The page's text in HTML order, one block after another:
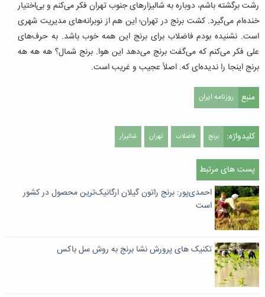
رشت برگشته باشم، دوباره به شالیزارهای جنوب تهران فکر می‌کنم و بی‌اختیار
خنده‌ام می‌گیرد. کشت برنج در تهران؛ این هم از نوبرانه‌های مدیریت شهری
است. نشنیده بودم فاضلاب برای برنج این همه خوب باشد. به حرف‌های
علی فکر می‌کنم که می‌گفت برنج می‌دهد این هوا. برنج شمال؟ هه هه هه
برنج اینجا را ندیده‌ای که. اصلاً عجیب و غریب است.
منبع روزنامه ایران
کلیدواژه: برنج فاضلاب تهران شالیزار
پست های مرتبط
احمدی‌پور: برنج راتون گیلان ارگانیک‌ترین محصول در کشور
است
تکنیک های پرورش نشا برنج به روش سل باکس